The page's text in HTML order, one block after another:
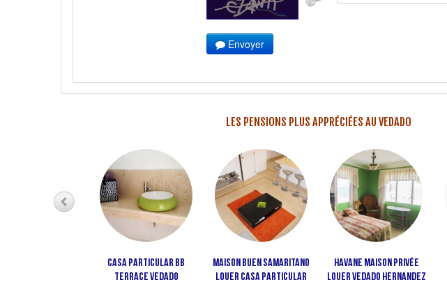
Envoyer
LES PENSIONS PLUS APPRÉCIÉES AU VEDADO
Casa particular bb
terrace Vedado
Maison Buen Samaritano
louer casa particular
Havane maison privée
louer vedado hernandez